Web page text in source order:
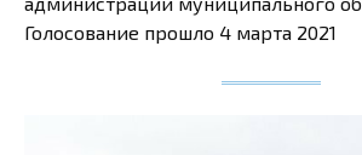
Голосование прошло 4 марта 2021